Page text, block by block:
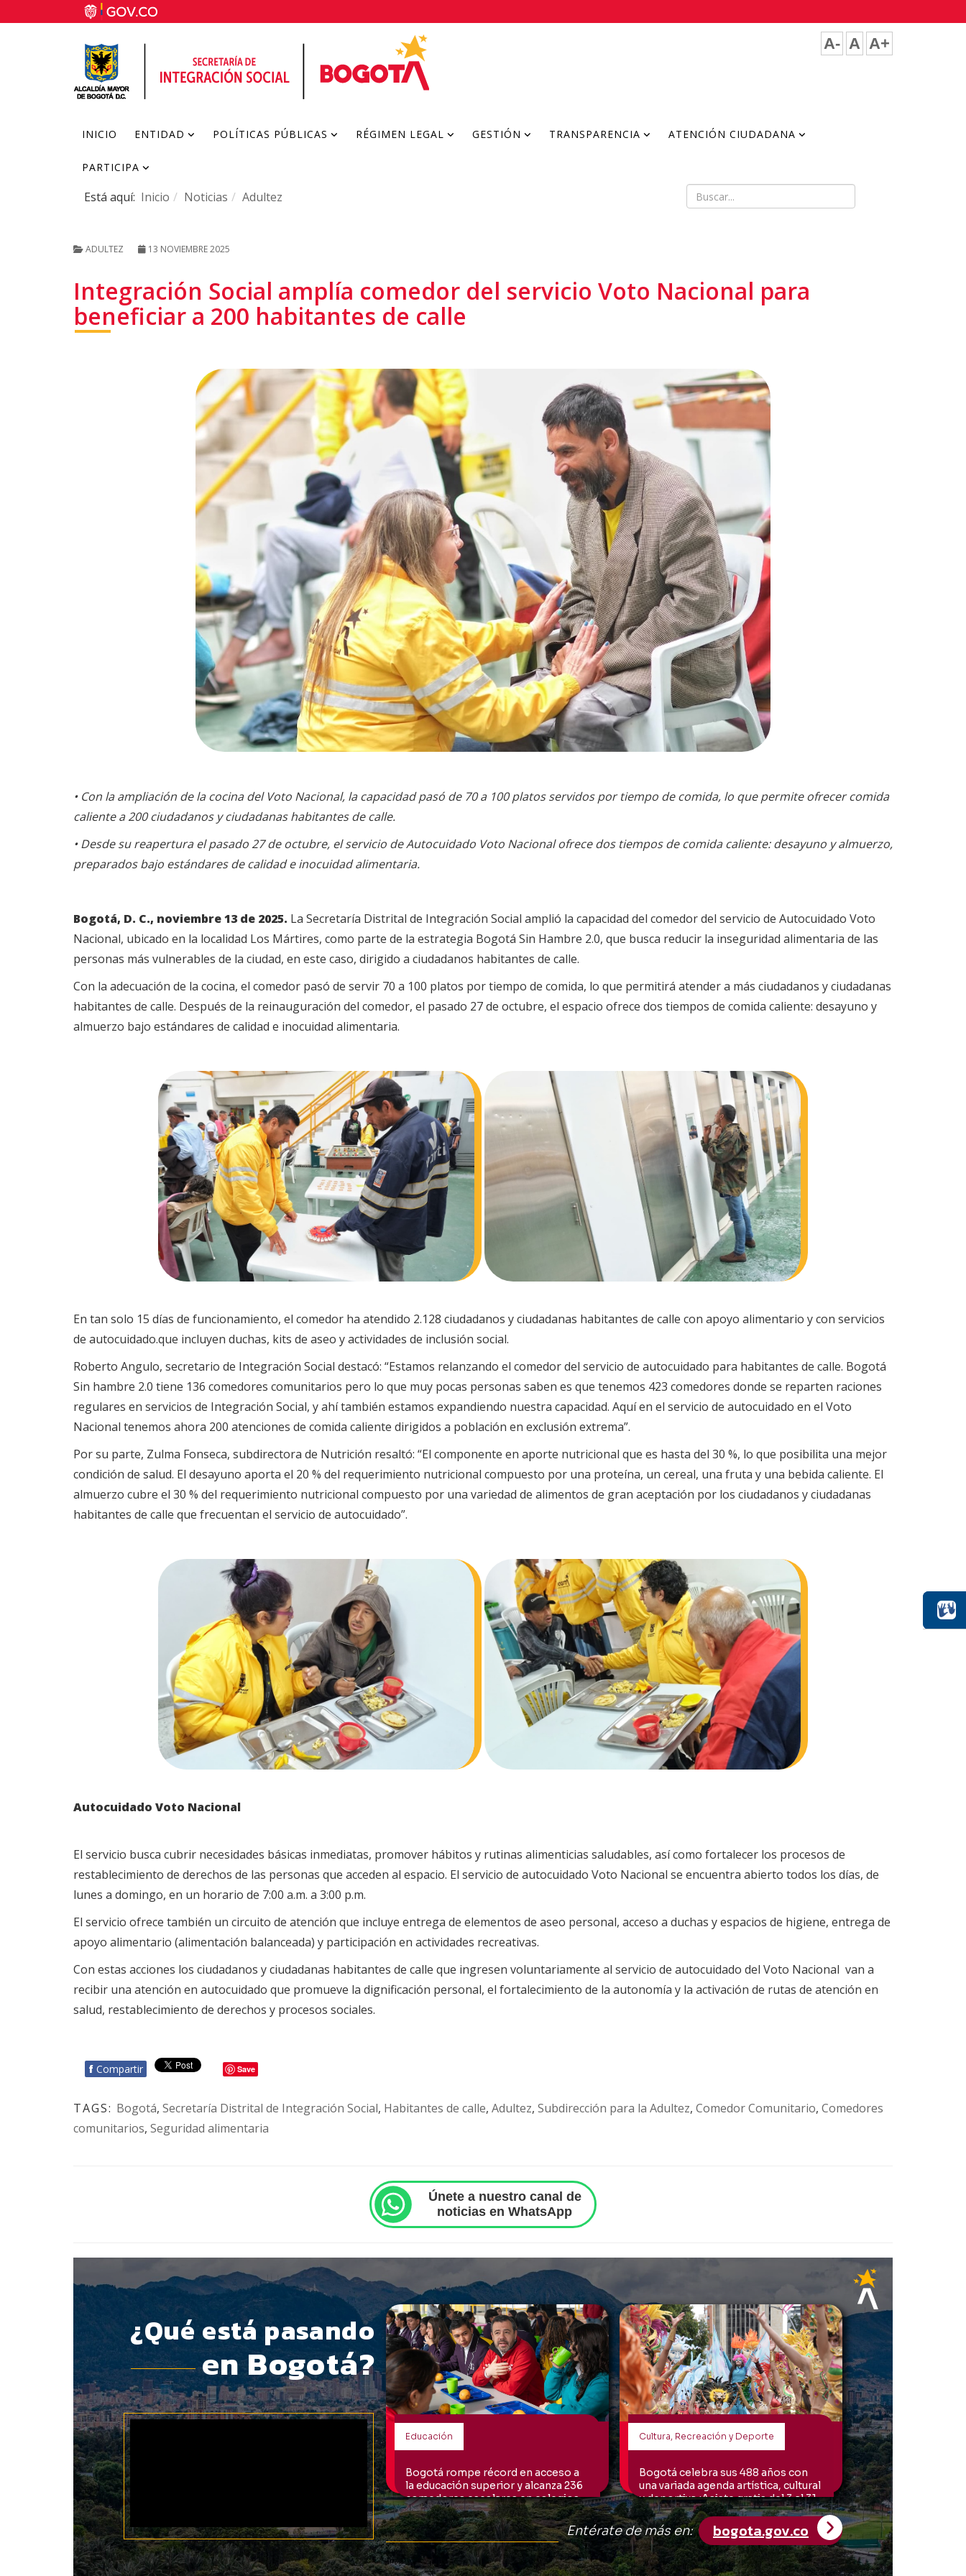
A- A A+
INICIO ENTIDAD POLÍTICAS PÚBLICAS RÉGIMEN LEGAL GESTIÓN TRANSPARENCIA ATENCIÓN CIUDADANA
PARTICIPA
Está aquí: Inicio Noticias Adultez
ADULTEZ 13 NOVIEMBRE 2025
Integración Social amplía comedor del servicio Voto Nacional para
beneficiar a 200 habitantes de calle
• Con la ampliación de la cocina del Voto Nacional, la capacidad pasó de 70 a 100 platos servidos por tiempo de comida, lo que permite ofrecer comida
caliente a 200 ciudadanos y ciudadanas habitantes de calle.
• Desde su reapertura el pasado 27 de octubre, el servicio de Autocuidado Voto Nacional ofrece dos tiempos de comida caliente: desayuno y almuerzo,
preparados bajo estándares de calidad e inocuidad alimentaria.
Bogotá, D. C., noviembre 13 de 2025. La Secretaría Distrital de Integración Social amplió la capacidad del comedor del servicio de Autocuidado Voto
Nacional, ubicado en la localidad Los Mártires, como parte de la estrategia Bogotá Sin Hambre 2.0, que busca reducir la inseguridad alimentaria de las
personas más vulnerables de la ciudad, en este caso, dirigido a ciudadanos habitantes de calle.
Con la adecuación de la cocina, el comedor pasó de servir 70 a 100 platos por tiempo de comida, lo que permitirá atender a más ciudadanos y ciudadanas
habitantes de calle. Después de la reinauguración del comedor, el pasado 27 de octubre, el espacio ofrece dos tiempos de comida caliente: desayuno y
almuerzo bajo estándares de calidad e inocuidad alimentaria.
En tan solo 15 días de funcionamiento, el comedor ha atendido 2.128 ciudadanos y ciudadanas habitantes de calle con apoyo alimentario y con servicios
de autocuidado.que incluyen duchas, kits de aseo y actividades de inclusión social.
Roberto Angulo, secretario de Integración Social destacó: “Estamos relanzando el comedor del servicio de autocuidado para habitantes de calle. Bogotá
Sin hambre 2.0 tiene 136 comedores comunitarios pero lo que muy pocas personas saben es que tenemos 423 comedores donde se reparten raciones
regulares en servicios de Integración Social, y ahí también estamos expandiendo nuestra capacidad. Aquí en el servicio de autocuidado en el Voto
Nacional tenemos ahora 200 atenciones de comida caliente dirigidos a población en exclusión extrema”.
Por su parte, Zulma Fonseca, subdirectora de Nutrición resaltó: “El componente en aporte nutricional que es hasta del 30 %, lo que posibilita una mejor
condición de salud. El desayuno aporta el 20 % del requerimiento nutricional compuesto por una proteína, un cereal, una fruta y una bebida caliente. El
almuerzo cubre el 30 % del requerimiento nutricional compuesto por una variedad de alimentos de gran aceptación por los ciudadanos y ciudadanas
habitantes de calle que frecuentan el servicio de autocuidado”.
Autocuidado Voto Nacional
El servicio busca cubrir necesidades básicas inmediatas, promover hábitos y rutinas alimenticias saludables, así como fortalecer los procesos de
restablecimiento de derechos de las personas que acceden al espacio. El servicio de autocuidado Voto Nacional se encuentra abierto todos los días, de
lunes a domingo, en un horario de 7:00 a.m. a 3:00 p.m.
El servicio ofrece también un circuito de atención que incluye entrega de elementos de aseo personal, acceso a duchas y espacios de higiene, entrega de
apoyo alimentario (alimentación balanceada) y participación en actividades recreativas.
Con estas acciones los ciudadanos y ciudadanas habitantes de calle que ingresen voluntariamente al servicio de autocuidado del Voto Nacional van a
recibir una atención en autocuidado que promueve la dignificación personal, el fortalecimiento de la autonomía y la activación de rutas de atención en
salud, restablecimiento de derechos y procesos sociales.
f Compartir Save
TAGS: Bogotá, Secretaría Distrital de Integración Social, Habitantes de calle, Adultez, Subdirección para la Adultez, Comedor Comunitario, Comedores
comunitarios, Seguridad alimentaria
Únete a nuestro canal de
noticias en WhatsApp